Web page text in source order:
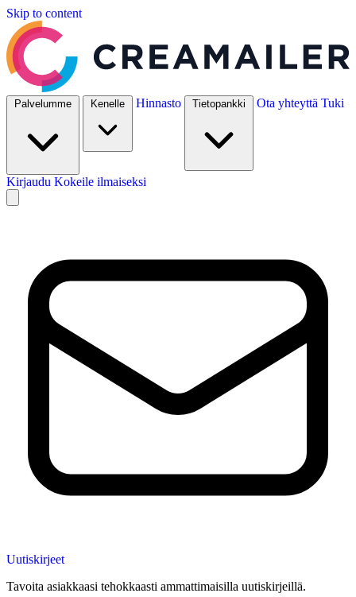
Skip to content
Palvelumme Kenelle Hinnasto Tietopankki Ota yhteyttä Tuki
Kirjaudu Kokeile ilmaiseksi
Uutiskirjeet
Tavoita asiakkaasi tehokkaasti ammattimaisilla uutiskirjeillä.